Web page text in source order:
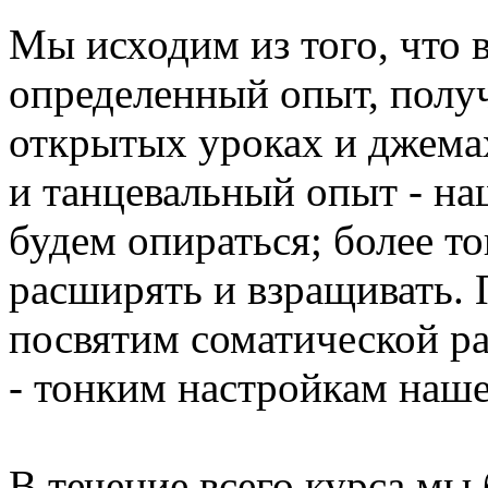
Мы исходим из того, что
определенный опыт,
открытых уроках и
и танцевальный опыт -
будем опираться; более
расширять и
посвятим соматической
- тонким настройкам